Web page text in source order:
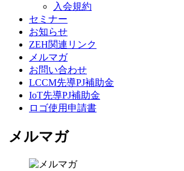
入会規約
セミナー
お知らせ
ZEH関連リンク
メルマガ
お問い合わせ
LCCM先導PJ補助金
IoT先導PJ補助金
ロゴ使用申請書
メルマガ